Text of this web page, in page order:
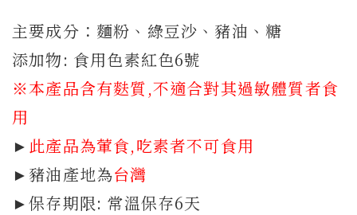
主要成分：麵粉、綠豆沙、豬油、糖
添加物: 食用色素紅色6號
※本產品含有麩質,不適合對其過敏體質者食
用
► 此產品為葷食,吃素者不可食用
►豬油產地為台灣
►保存期限: 常溫保存6天